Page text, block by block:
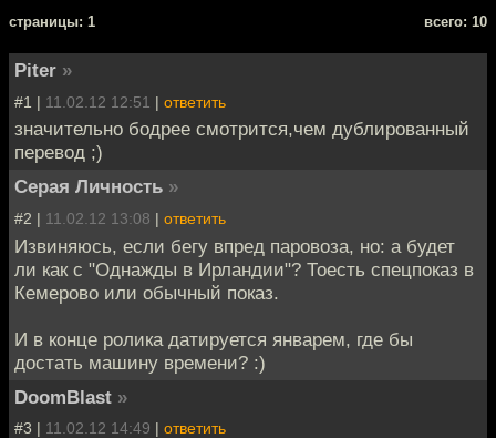
cтраницы: 1 всего: 10
Piter »
#1 | 11.02.12 12:51 | ответить
значительно бодрее смотрится,чем дублированный
перевод ;)
Серая Личность »
#2 | 11.02.12 13:08 | ответить
Извиняюсь, если бегу впред паровоза, но: а будет
ли как с "Однажды в Ирландии"? Тоесть спецпоказ в
Кемерово или обычный показ.
И в конце ролика датируется январем, где бы
достать машину времени? :)
DoomBlast »
#3 | 11.02.12 14:49 | ответить